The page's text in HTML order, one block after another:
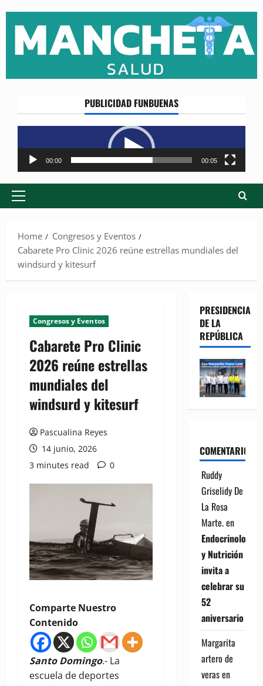
content
PUBLICIDAD FUNBUENAS
Reproductor
de
vídeo
00:00 00:05
Primary
Home
Congresos y Eventos
Cabarete Pro Clinic 2026 reúne estrellas mundiales del
windsurd y kitesurf
Congresos y Eventos
Cabarete Pro Clinic
2026 reúne estrellas
mundiales del
windsurd y kitesurf
Pascualina Reyes
14 junio, 2026
3 minutes read
0
Comparte Nuestro
Contenido
Santo Domingo.- La
escuela de deportes
PRESIDENCIA
DE LA
REPÚBLICA
COMENTARIOS
Ruddy
Griselidy De
La Rosa
Marte.en
Endocrinología
y Nutrición
invita a
celebrar su
52
aniversario
Margarita
artero de
verasen